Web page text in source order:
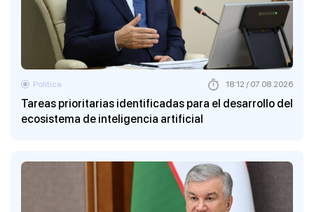
Tareas prioritarias identificadas para el desarrollo del
ecosistema de inteligencia artificial
Política 18:12 / 07.08.2026